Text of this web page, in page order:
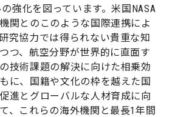
強化を図っています。米国NASA
関とのこのような国際連携によ
究協力では得られない貴重な知
つ、航空分野が世界的に直面す
技術課題の解決に向けた相乗効
に、国籍や文化の枠を越えた国
進とグローバルな人材育成に向
、これらの海外機関と最長1年間